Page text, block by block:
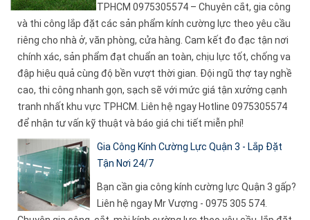
TPHCM 0975305574 – Chuyên cắt, gia công
và thi công lắp đặt các sản phẩm kính cường lực theo yêu cầu
riêng cho nhà ở, văn phòng, cửa hàng. Cam kết đo đạc tận nơi
chính xác, sản phẩm đạt chuẩn an toàn, chịu lực tốt, chống va
đập hiệu quả cùng độ bền vượt thời gian. Đội ngũ thợ tay nghề
cao, thi công nhanh gọn, sạch sẽ với mức giá tận xưởng cạnh
tranh nhất khu vực TPHCM. Liên hệ ngay Hotline 0975305574
để nhận tư vấn kỹ thuật và báo giá chi tiết miễn phí!
Gia Công Kính Cường Lực Quận 3 - Lắp Đặt
Tận Nơi 24/7
Bạn cần gia công kính cường lực Quận 3 gấp?
Liên hệ ngay Mr Vượng - 0975 305 574.